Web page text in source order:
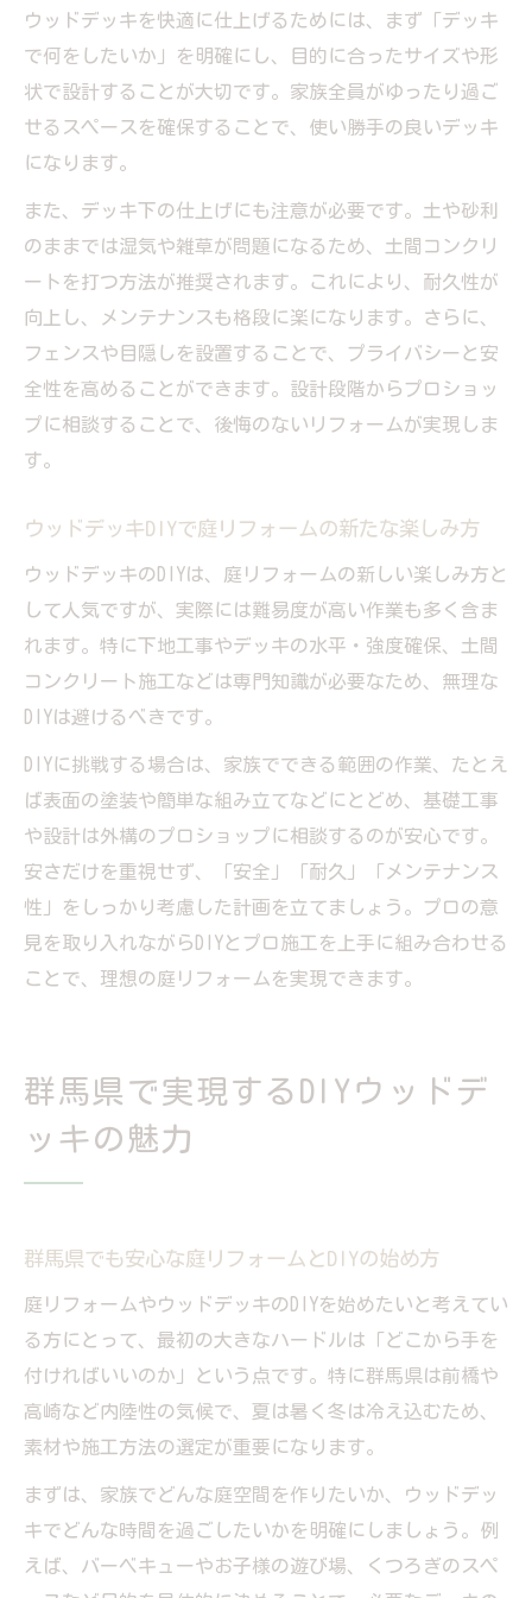
を考える
目的に合わせた庭リフォームのサイズ選び
家族の暮らしに合うウッドデッキサイズを
設計
ツ
ウッドデッキDIYで重要なサイズプランニン
グ
ウッドデッキを快適に仕上げるためには、まず「デッキ
で何をしたいか」を明確にし、目的に合ったサイズや形
状で設計することが大切です。家族全員がゆったり過ご
せるスペースを確保することで、使い勝手の良いデッキ
になります。
また、デッキ下の仕上げにも注意が必要です。土や砂利
のままでは湿気や雑草が問題になるため、土間コンクリ
ートを打つ方法が推奨されます。これにより、耐久性が
向上し、メンテナンスも格段に楽になります。さらに、
フェンスや目隠しを設置することで、プライバシーと安
全性を高めることができます。設計段階からプロショッ
プに相談することで、後悔のないリフォームが実現しま
す。
ウッドデッキDIYで庭リフォームの新たな楽しみ方
ウッドデッキのDIYは、庭リフォームの新しい楽しみ方と
して人気ですが、実際には難易度が高い作業も多く含ま
れます。特に下地工事やデッキの水平・強度確保、土間
コンクリート施工などは専門知識が必要なため、無理な
DIYは避けるべきです。
DIYに挑戦する場合は、家族でできる範囲の作業、たとえ
ば表面の塗装や簡単な組み立てなどにとどめ、基礎工事
や設計は外構のプロショップに相談するのが安心です。
安さだけを重視せず、「安全」「耐久」「メンテナンス
性」をしっかり考慮した計画を立てましょう。プロの意
見を取り入れながらDIYとプロ施工を上手に組み合わせる
ことで、理想の庭リフォームを実現できます。
群馬県で実現するDIYウッドデ
ッキの魅力
群馬県でも安心な庭リフォームとDIYの始め方
庭リフォームやウッドデッキのDIYを始めたいと考えてい
る方にとって、最初の大きなハードルは「どこから手を
付ければいいのか」という点です。特に群馬県は前橋や
高崎など内陸性の気候で、夏は暑く冬は冷え込むため、
素材や施工方法の選定が重要になります。
まずは、家族でどんな庭空間を作りたいか、ウッドデッ
キでどんな時間を過ごしたいかを明確にしましょう。例
えば、バーベキューやお子様の遊び場、くつろぎのスペ